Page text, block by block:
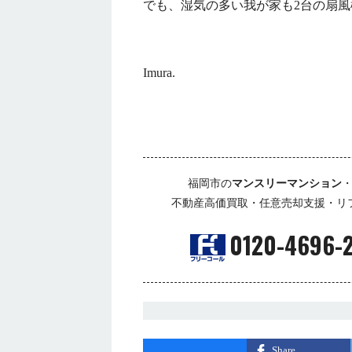
でも、湿気の多い我が家も2台の扇
Imura.
福岡市のマンスリーマンション ・
不動産高価買取・任意売却支援・
0120-4696-